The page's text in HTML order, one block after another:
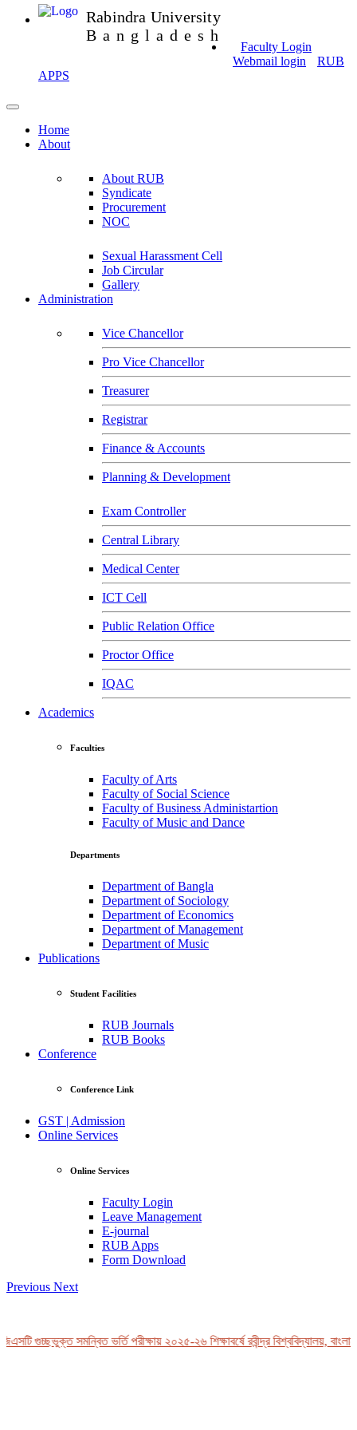
Rabindra University
Bangladesh
Faculty Login
Webmail login
RUB
APPS
Home
About
About RUB
Syndicate
Procurement
NOC
Sexual Harassment Cell
Job Circular
Gallery
Administration
Vice Chancellor
Pro Vice Chancellor
Treasurer
Registrar
Finance & Accounts
Planning & Development
Exam Controller
Central Library
Medical Center
ICT Cell
Public Relation Office
Proctor Office
IQAC
Academics
Faculties
Faculty of Arts
Faculty of Social Science
Faculty of Business Administartion
Faculty of Music and Dance
Departments
Department of Bangla
Department of Sociology
Department of Economics
Department of Management
Department of Music
Publications
Student Facilities
RUB Journals
RUB Books
Conference
Conference Link
GST | Admission
Online Services
Online Services
Faculty Login
Leave Management
E-journal
RUB Apps
Form Download
Previous Next
গুচ্ছভুক্ত সমন্বিত ভর্তি পরীক্ষায় ২০২৫-২৬ শিক্ষাবর্ষে রবীন্দ্র বিশ্ববিদ্যালয়,